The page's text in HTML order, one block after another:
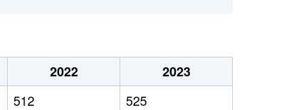
2022
2023
512 525